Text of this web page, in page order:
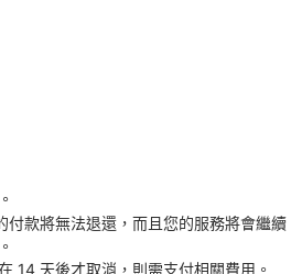
付款將無法退還，而且您的服務將會繼續